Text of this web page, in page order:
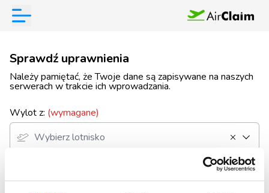
Sprawdź uprawnienia
Należy pamiętać, że Twoje dane są zapisywane na naszych
serwerach w trakcie ich wprowadzania.
Wylot z: (wymagane)